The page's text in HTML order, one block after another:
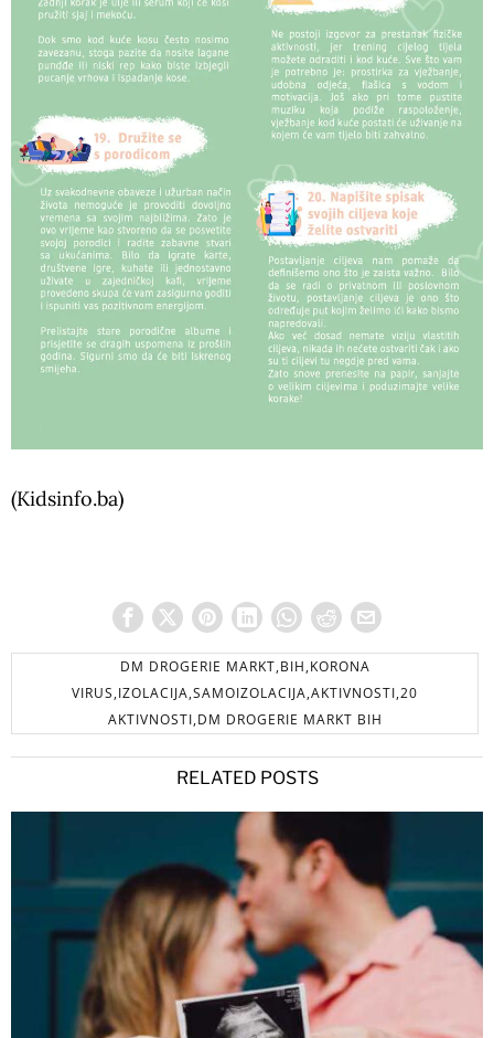
(Kidsinfo.ba)
DM DROGERIE MARKT,BIH,KORONA
VIRUS,IZOLACIJA,SAMOIZOLACIJA,AKTIVNOSTI,20
AKTIVNOSTI,DM DROGERIE MARKT BIH
RELATED POSTS